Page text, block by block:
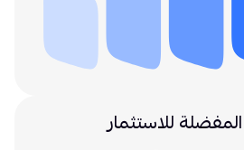
للاستثمار